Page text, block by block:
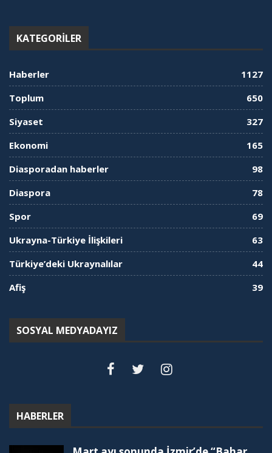
KATEGORILER
Haberler
1127
Toplum
650
Siyaset
327
Ekonomi
165
Diasporadan haberler
98
Diaspora
78
Spor
69
Ukrayna-Türkiye İlişkileri
63
Türkiye’deki Ukraynalılar
44
Afiş
39
SOSYAL MEDYADAYIZ
HABERLER